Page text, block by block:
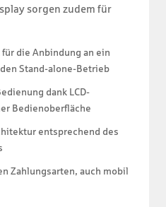
sorgen zudem für
die Anbindung an ein
Stand-alone-Betrieb
dank LCD-
Bedienoberfläche
entsprechend des
Zahlungsarten, auch mobil